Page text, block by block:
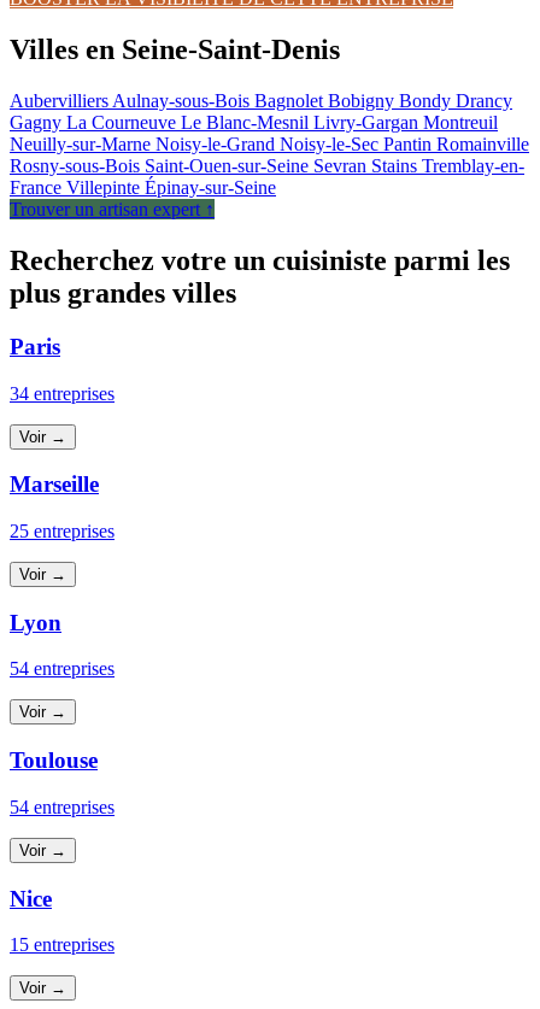
Villes en Seine-Saint-Denis
Aubervilliers Aulnay-sous-Bois Bagnolet Bobigny Bondy Drancy
Gagny La Courneuve Le Blanc-Mesnil Livry-Gargan Montreuil
Neuilly-sur-Marne Noisy-le-Grand Noisy-le-Sec Pantin Romainville
Rosny-sous-Bois Saint-Ouen-sur-Seine Sevran Stains Tremblay-en-
France Villepinte Épinay-sur-Seine
Trouver un artisan expert ↑
Recherchez votre un cuisiniste parmi les
plus grandes villes
Paris
34 entreprises
Voir →
Marseille
25 entreprises
Voir →
Lyon
54 entreprises
Voir →
Toulouse
54 entreprises
Voir →
Nice
15 entreprises
Voir →